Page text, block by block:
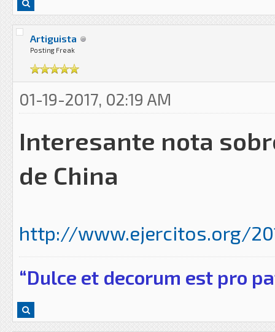
Artiguista
Posting Freak
01-19-2017, 02:19 AM
Interesante nota
de China
http://www.ejercitos.org/
“Dulce et decorum est pro